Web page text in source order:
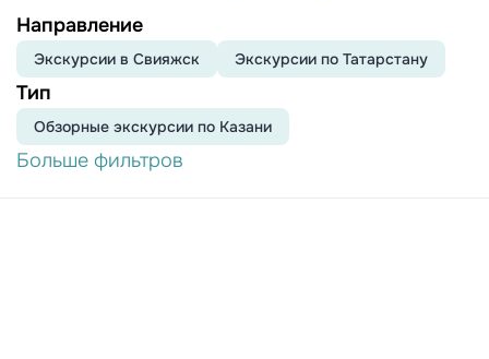
Направление
Экскурсии в Свияжск Экскурсии по Татарстану
Тип
Обзорныe экскурсии по Казани
Больше фильтров